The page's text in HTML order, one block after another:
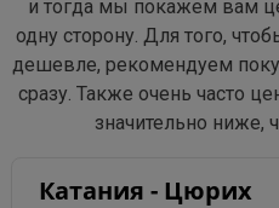
и тогда мы покажем вам
одну сторону. Для того,
дешевле, рекомендуем
сразу. Также очень часто
значительно ниже,
Катания - Цюрих